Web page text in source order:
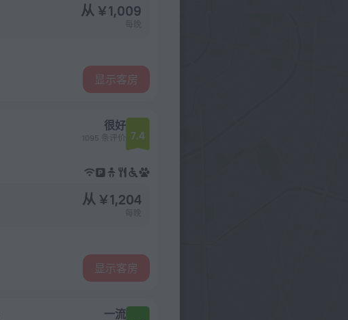
从 ¥ 1,009
显示客房
很好
1095 条评价 7.4
从 ¥ 1,204
显示客房
一流